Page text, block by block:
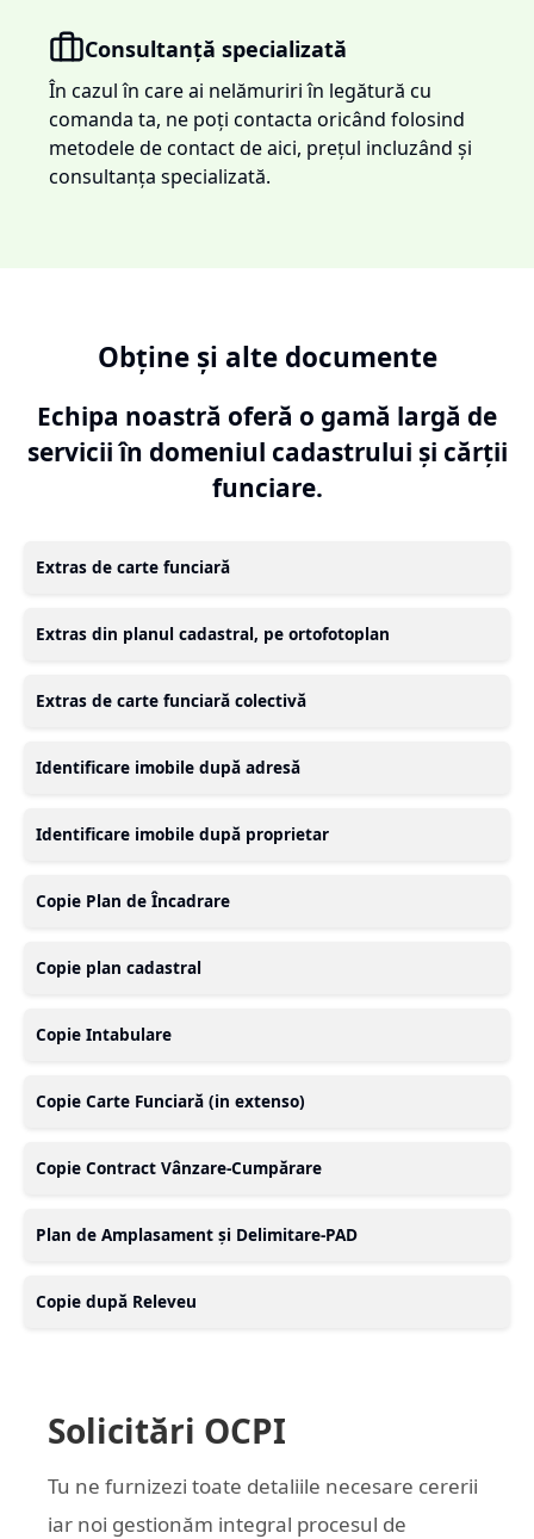
Consultanță specializată
În cazul în care ai nelămuriri în legătură cu
comanda ta, ne poți contacta oricând folosind
metodele de contact de aici, prețul incluzând și
consultanța specializată.
Obține și alte documente
Echipa noastră oferă o gamă largă de
servicii în domeniul cadastrului și cărții
funciare.
Extras de carte funciară
Extras din planul cadastral, pe ortofotoplan
Extras de carte funciară colectivă
Identificare imobile după adresă
Identificare imobile după proprietar
Copie Plan de Încadrare
Copie plan cadastral
Copie Intabulare
Copie Carte Funciară (in extenso)
Copie Contract Vânzare-Cumpărare
Plan de Amplasament și Delimitare-PAD
Copie după Releveu
Solicitări OCPI
Tu ne furnizezi toate detaliile necesare cererii
iar noi gestionăm integral procesul de